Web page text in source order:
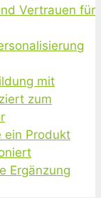
Vertrauen für
mit
zum
ein Produkt
Ergänzung